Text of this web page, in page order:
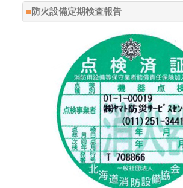
防火設備定期検査報告